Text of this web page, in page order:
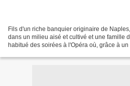
Fils d'un riche banquier originaire de
dans un milieu aisé et cultivé et une famille
habitué des soirées à l'Opéra où, grâce à